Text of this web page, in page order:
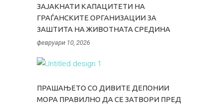
ЗАЈАКНАТИ КАПАЦИТЕТИ НА
ГРАЃАНСКИТЕ ОРГАНИЗАЦИИ ЗА
ЗАШТИТА НА ЖИВОТНАТА СРЕДИНА
февруари 10, 2026
ПРАШАЊЕТО СО ДИВИТЕ ДЕПОНИИ
МОРА ПРАВИЛНО ДА СЕ ЗАТВОРИ ПРЕД